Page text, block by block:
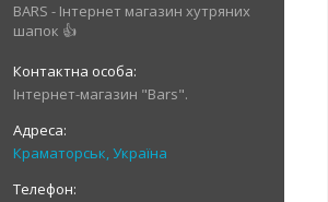
BARS - Інтернет магазин хутряних
шапок 👍
Інтернет-магазин "Bars".
Краматорськ, Україна